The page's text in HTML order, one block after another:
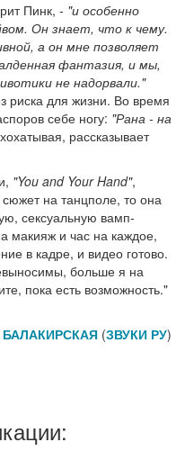
Пинк, - "и особенно
Он знает, что к чему.
а он мне позволяет
фантазия, и мы,
не надорвали."
риска для жизни. Во время
себе ногу: "Рана - на
рассказывает
"You and Your Hand",
на танцполе, то она
сексуальную вамп-
макияж и час на каждое,
в кадре, и видео готово.
больше я на
пока есть возможность."
БАЛАКИРСКАЯ (ЗВУКИ РУ)